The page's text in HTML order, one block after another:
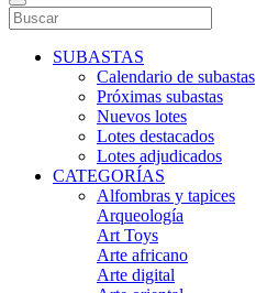
SUBASTAS
Calendario de subastas
Próximas subastas
Nuevos lotes
Lotes destacados
Lotes adjudicados
CATEGORÍAS
Alfombras y tapices
Arqueología
Art Toys
Arte africano
Arte digital